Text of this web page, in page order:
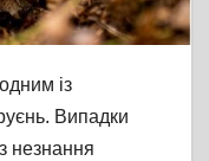
із
Випадки
незнання